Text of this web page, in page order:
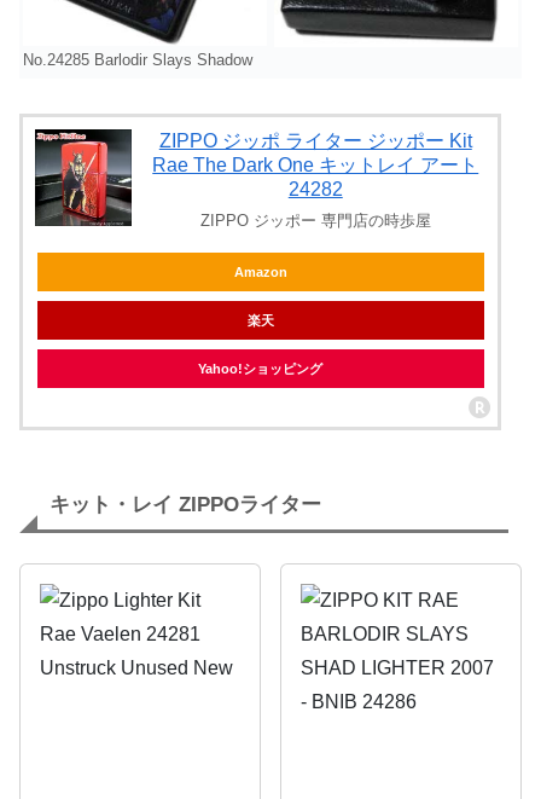
No.24285 Barlodir Slays Shadow
ZIPPO ジッポ ライター ジッポー Kit
Rae The Dark One キットレイ アート
24282
ZIPPO ジッポー 専門店の時歩屋
Amazon
楽天
Yahoo!ショッピング
キット・レイ ZIPPOライター